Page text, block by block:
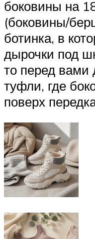
боковины на
(боковины/
ботинка, в
дырочки под
то перед вами
туфли, где
поверх